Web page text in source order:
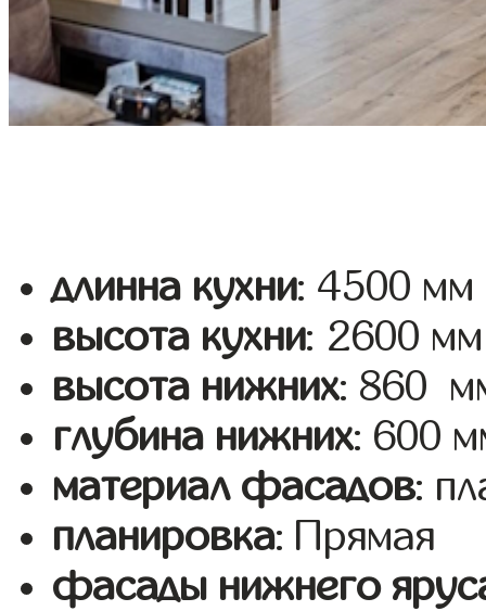
длинна кухни: 4500 мм
высота кухни: 2600 мм
высота нижних: 860
глубина нижних: 600
материал фасадов:
планировка: Прямая
фасады нижнего